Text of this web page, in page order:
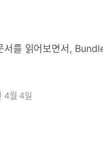
서를 읽어보면서,
4월 4일